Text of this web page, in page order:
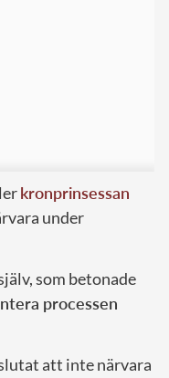
kronprinsessan
under
som betonade
processen
att inte närvara